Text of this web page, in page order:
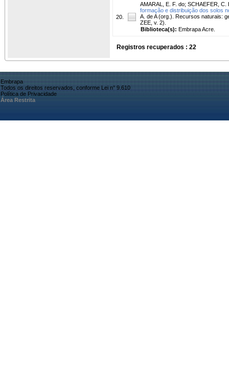
20.
AMARAL, E. F. do; SCHAEFER, C.
formação e distribuição dos solos
A. de A (org.). Recursos naturais:
ZEE, v. 2).
Biblioteca(s): Embrapa Acre.
Registros recuperados : 22
Embrapa
Todos os direitos reservados, conforme Lei n° 9.610
Política de Privacidade
Área Restrita